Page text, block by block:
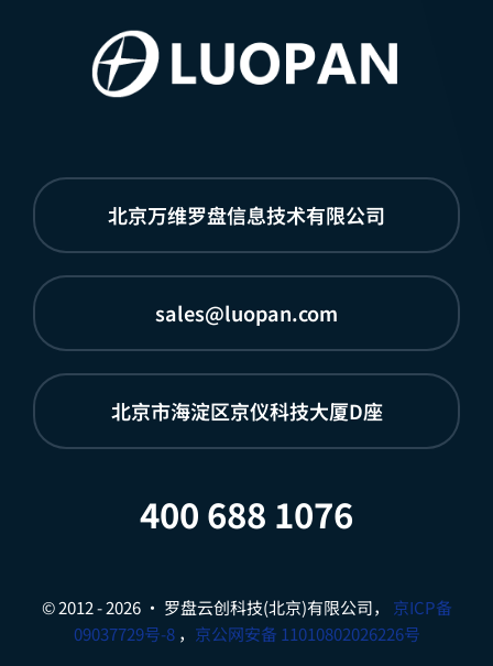
北京万维罗盘信息技术有限公司
sales@luopan.com
北京市海淀区京仪科技大厦D座
400 688 1076
© 2012 - 2026 • 罗盘云创科技(北京)有限公司，
京ICP备
09037729号-8， 京公网安备 11010802026226号